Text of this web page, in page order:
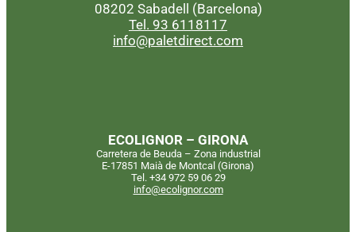
08202 Sabadell (Barcelona)
Tel. 93 6118117
info@paletdirect.com
ECOLIGNOR – GIRONA
Carretera de Beuda – Zona industrial
E-17851 Maià de Montcal (Girona)
Tel. +34 972 59 06 29
info@ecolignor.com